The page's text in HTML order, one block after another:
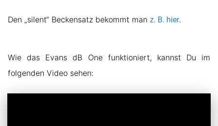
Den „silent“ Beckensatz bekommt man z. B. hier.
Wie das Evans dB One funktioniert, kannst Du im
folgenden Video sehen: